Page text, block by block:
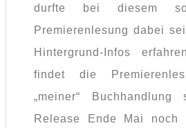
durfte bei diesem
Premierenlesung dabei
Hintergrund-Infos
findet die
„meiner“
Release Ende Mai noch